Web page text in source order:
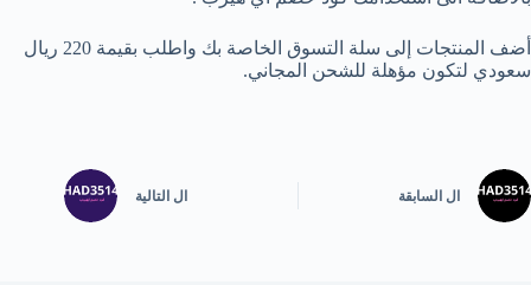
أضف المنتجات إلى سلة التسوق الخاصة بك واطلب بقيمة 220 ريال
سعودي لتكون مؤهلة للشحن المجاني.
ال السابقة ال التالية